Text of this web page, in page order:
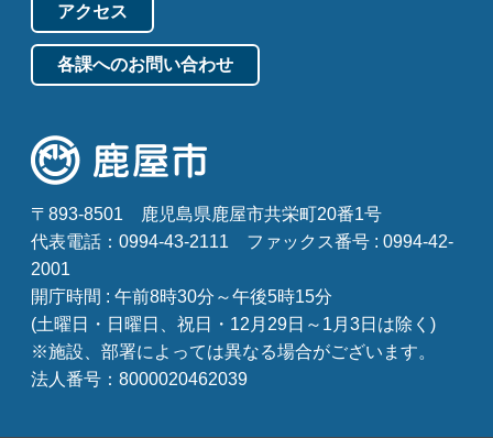
アクセス
各課へのお問い合わせ
〒893-8501
鹿児島県鹿屋市共栄町20番1号
代表電話：0994-43-2111
ファックス番号 : 0994-42-
2001
開庁時間 : 午前8時30分～午後5時15分
(土曜日・日曜日、祝日・12月29日～1月3日は除く)
※施設、部署によっては異なる場合がございます。
法人番号：8000020462039